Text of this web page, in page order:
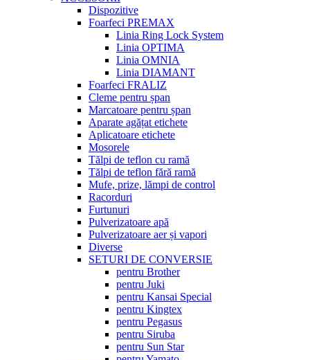
Dispozitive
Foarfeci PREMAX
Linia Ring Lock System
Linia OPTIMA
Linia OMNIA
Linia DIAMANT
Foarfeci FRALIZ
Cleme pentru șpan
Marcatoare pentru șpan
Aparate agățat etichete
Aplicatoare etichete
Mosorele
Tălpi de teflon cu ramă
Tălpi de teflon fără ramă
Mufe, prize, lămpi de control
Racorduri
Furtunuri
Pulverizatoare apă
Pulverizatoare aer și vapori
Diverse
SETURI DE CONVERSIE
pentru Brother
pentru Juki
pentru Kansai Special
pentru Kingtex
pentru Pegasus
pentru Siruba
pentru Sun Star